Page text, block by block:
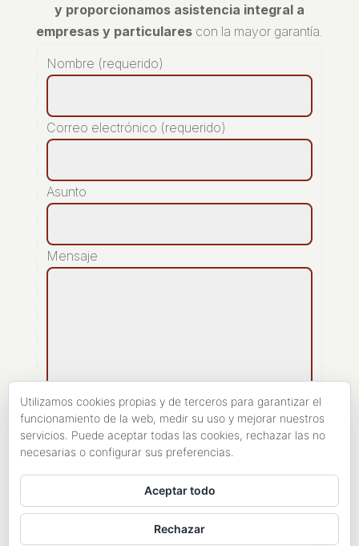
y proporcionamos asistencia integral a
empresas y particularescon la mayor garantía.
Nombre (requerido)
Correo electrónico (requerido)
Asunto
Mensaje
[recaptcha]
Utilizamos cookies propias y de terceros para garantizar el
funcionamiento de la web, medir su uso y mejorar nuestros
servicios. Puede aceptar todas las cookies, rechazar las no
necesarias o configurar sus preferencias.
Aceptar todo
Rechazar